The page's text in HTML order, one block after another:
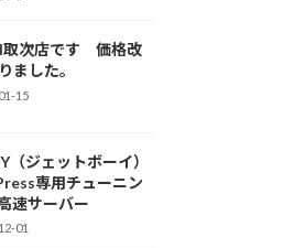
次店です 価格改
ました。
15
（ジェットボーイ）
専用チューニン
速サーバー
01